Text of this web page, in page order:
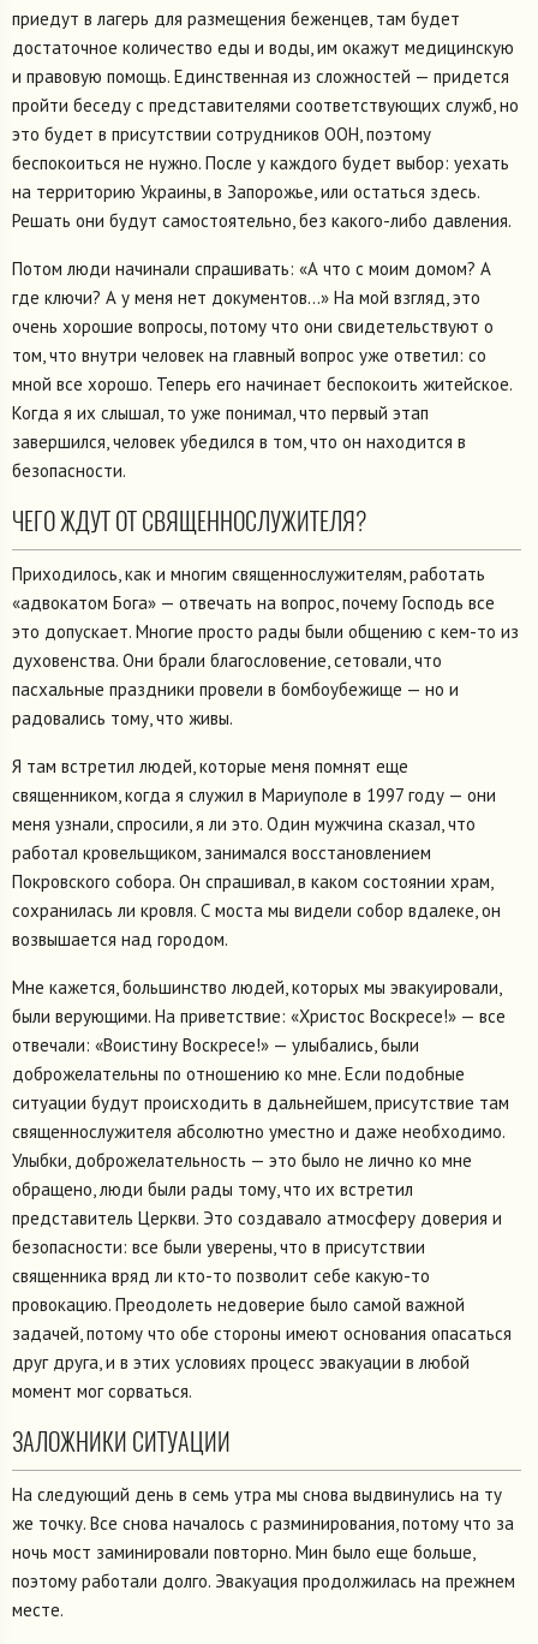
приедут в лагерь для размещения беженцев, там будет
достаточное количество еды и воды, им окажут медицинскую
и правовую помощь. Единственная из сложностей — придется
пройти беседу с представителями соответствующих служб, но
это будет в присутствии сотрудников ООН, поэтому
беспокоиться не нужно. После у каждого будет выбор: уехать
на территорию Украины, в Запорожье, или остаться здесь.
Решать они будут самостоятельно, без какого-либо давления.
Потом люди начинали спрашивать: «А что с моим домом? А
где ключи? А у меня нет документов...» На мой взгляд, это
очень хорошие вопросы, потому что они свидетельствуют о
том, что внутри человек на главный вопрос уже ответил: со
мной все хорошо. Теперь его начинает беспокоить житейское.
Когда я их слышал, то уже понимал, что первый этап
завершился, человек убедился в том, что он находится в
безопасности.
ЧЕГО ЖДУТ ОТ СВЯЩЕННОСЛУЖИТЕЛЯ?
Приходилось, как и многим священнослужителям, работать
«адвокатом Бога» — отвечать на вопрос, почему Господь все
это допускает. Многие просто рады были общению с кем-то из
духовенства. Они брали благословение, сетовали, что
пасхальные праздники провели в бомбоубежище — но и
радовались тому, что живы.
Я там встретил людей, которые меня помнят еще
священником, когда я служил в Мариуполе в 1997 году — они
меня узнали, спросили, я ли это. Один мужчина сказал, что
работал кровельщиком, занимался восстановлением
Покровского собора. Он спрашивал, в каком состоянии храм,
сохранилась ли кровля. С моста мы видели собор вдалеке, он
возвышается над городом.
Мне кажется, большинство людей, которых мы эвакуировали,
были верующими. На приветствие: «Христос Воскресе!» — все
отвечали: «Воистину Воскресе!» — улыбались, были
доброжелательны по отношению ко мне. Если подобные
ситуации будут происходить в дальнейшем, присутствие там
священнослужителя абсолютно уместно и даже необходимо.
Улыбки, доброжелательность — это было не лично ко мне
обращено, люди были рады тому, что их встретил
представитель Церкви. Это создавало атмосферу доверия и
безопасности: все были уверены, что в присутствии
священника вряд ли кто-то позволит себе какую-то
провокацию. Преодолеть недоверие было самой важной
задачей, потому что обе стороны имеют основания опасаться
друг друга, и в этих условиях процесс эвакуации в любой
момент мог сорваться.
ЗАЛОЖНИКИ СИТУАЦИИ
На следующий день в семь утра мы снова выдвинулись на ту
же точку. Все снова началось с разминирования, потому что за
ночь мост заминировали повторно. Мин было еще больше,
поэтому работали долго. Эвакуация продолжилась на прежнем
месте.